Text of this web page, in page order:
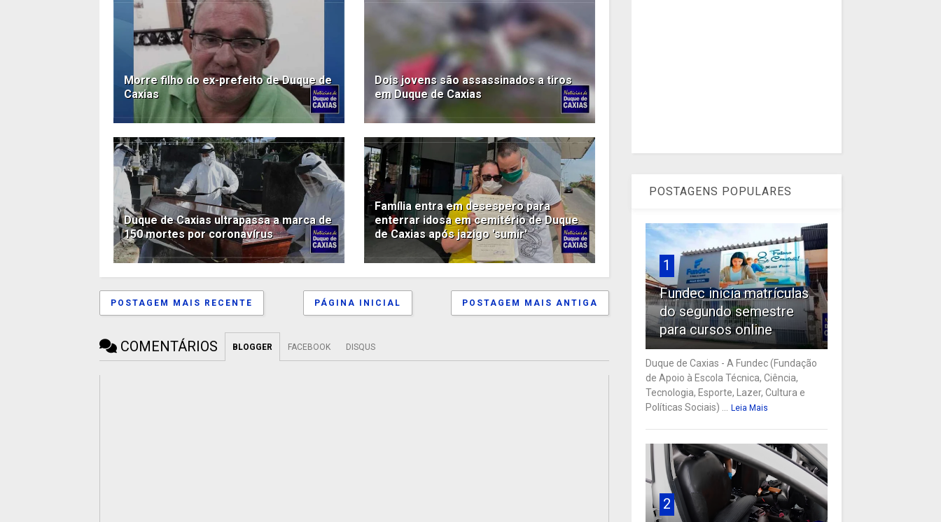
Morre filho do ex-prefeito de Duque de
Caxias
Dois jovens são assassinados a tiros
em Duque de Caxias
Duque de Caxias ultrapassa a marca de
150 mortes por coronavírus
Família entra em desespero para
enterrar idosa em cemitério de Duque
de Caxias após jazigo 'sumir'
POSTAGEM MAIS RECENTE POSTAGEM MAIS ANTIGA
PÁGINA INICIAL
COMENTÁRIOS BLOGGER FACEBOOK DISQUS
POSTAGENS POPULARES
1
Fundec inicia matrículas
do segundo semestre
para cursos online
Duque de Caxias - A Fundec (Fundação
de Apoio à Escola Técnica, Ciência,
Tecnologia, Esporte, Lazer, Cultura e
Políticas Sociais) ...
Leia Mais
2